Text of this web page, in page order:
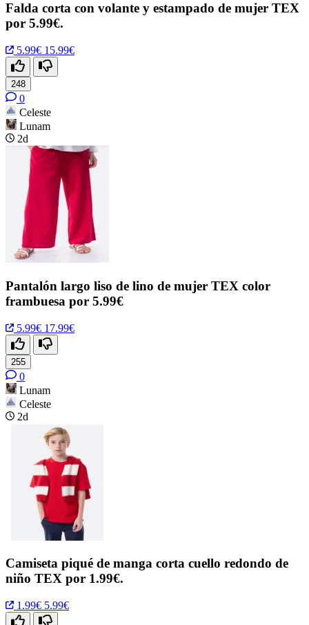
Falda corta con volante y estampado de mujer TEX
por 5.99€.
5.99€ 15.99€
248
0
Celeste
Lunam
2d
Pantalón largo liso de lino de mujer TEX color
frambuesa por 5.99€
5.99€ 17.99€
255
0
Lunam
Celeste
2d
Camiseta piqué de manga corta cuello redondo de
niño TEX por 1.99€.
1.99€ 5.99€